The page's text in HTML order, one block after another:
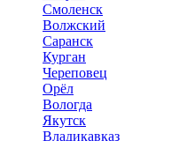
Смоленск
Волжский
Саранск
Курган
Череповец
Орёл
Вологда
Якутск
Владикавказ